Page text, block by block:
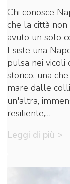
Chi conosce
che la città non
avuto un solo
Esiste una
pulsa nei vicoli
storico, una
mare dalle
un'altra,
resiliente,…
Leggi di più >